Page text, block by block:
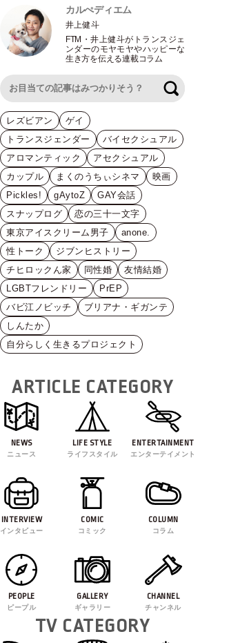
カルぺディエム
井上健斗
FTM ・井上健斗がトランスジェ
ンダーのモヤモヤやハッピーな
生き方を伝える連載コラム
レズビアン
ゲイ
トランスジェンダー
バイセクシュアル
アロマンティック
アセクシュアル
カップル
まくのうちぃシネマ
映画
Pickles!
gAytoZ
GAY会話
スナップログ
恋の三十一文字
東京アイスクリーム男子
anone.
性トーク
ジブンヒストリー
チヒロックん家
同性婚
友情結婚
LGBTフレンドリー
PrEP
バビ江ノビッチ
ブリアナ・ギガンテ
しんたか
自分らしく生きるプロジェクト
ARTICLE CATEGORY
NEWS
ニュース
LIFE STYLE
ライフスタイル
ENTERTAINMENT
エンターテイメント
INTERVIEW
インタビュー
COMIC
コミック
COLUMN
コラム
PEOPLE
ピープル
GALLERY
ギャラリー
CHANNEL
チャンネル
TV CATEGORY